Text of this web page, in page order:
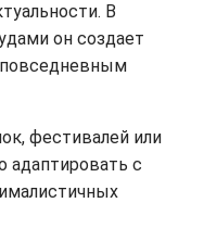
В
он создает
фестивалей или
адаптировать с